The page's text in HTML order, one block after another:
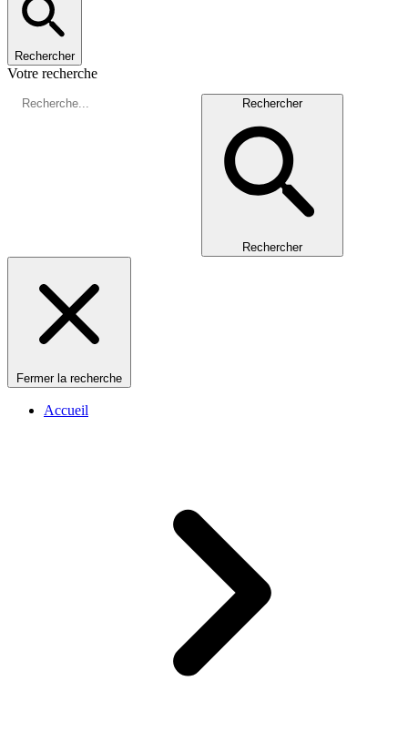
Rechercher
Votre recherche
Rechercher
Rechercher
Fermer la recherche
Accueil